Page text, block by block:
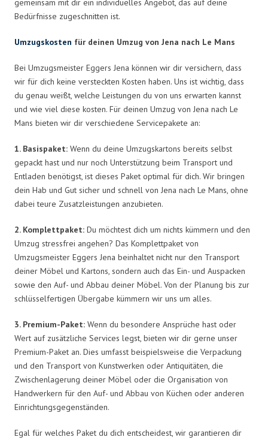
gemeinsam mit dir ein individuelles Angebot, das auf deine
Bedürfnisse zugeschnitten ist.
Umzugskosten für deinen Umzug von Jena nach Le Mans
Bei Umzugsmeister Eggers Jena können wir dir versichern, dass
wir für dich keine versteckten Kosten haben. Uns ist wichtig, dass
du genau weißt, welche Leistungen du von uns erwarten kannst
und wie viel diese kosten. Für deinen Umzug von Jena nach Le
Mans bieten wir dir verschiedene Servicepakete an:
1. Basispaket: Wenn du deine Umzugskartons bereits selbst
gepackt hast und nur noch Unterstützung beim Transport und
Entladen benötigst, ist dieses Paket optimal für dich. Wir bringen
dein Hab und Gut sicher und schnell von Jena nach Le Mans, ohne
dabei teure Zusatzleistungen anzubieten.
2. Komplettpaket: Du möchtest dich um nichts kümmern und den
Umzug stressfrei angehen? Das Komplettpaket von
Umzugsmeister Eggers Jena beinhaltet nicht nur den Transport
deiner Möbel und Kartons, sondern auch das Ein- und Auspacken
sowie den Auf- und Abbau deiner Möbel. Von der Planung bis zur
schlüsselfertigen Übergabe kümmern wir uns um alles.
3. Premium-Paket: Wenn du besondere Ansprüche hast oder
Wert auf zusätzliche Services legst, bieten wir dir gerne unser
Premium-Paket an. Dies umfasst beispielsweise die Verpackung
und den Transport von Kunstwerken oder Antiquitäten, die
Zwischenlagerung deiner Möbel oder die Organisation von
Handwerkern für den Auf- und Abbau von Küchen oder anderen
Einrichtungsgegenständen.
Egal für welches Paket du dich entscheidest, wir garantieren dir